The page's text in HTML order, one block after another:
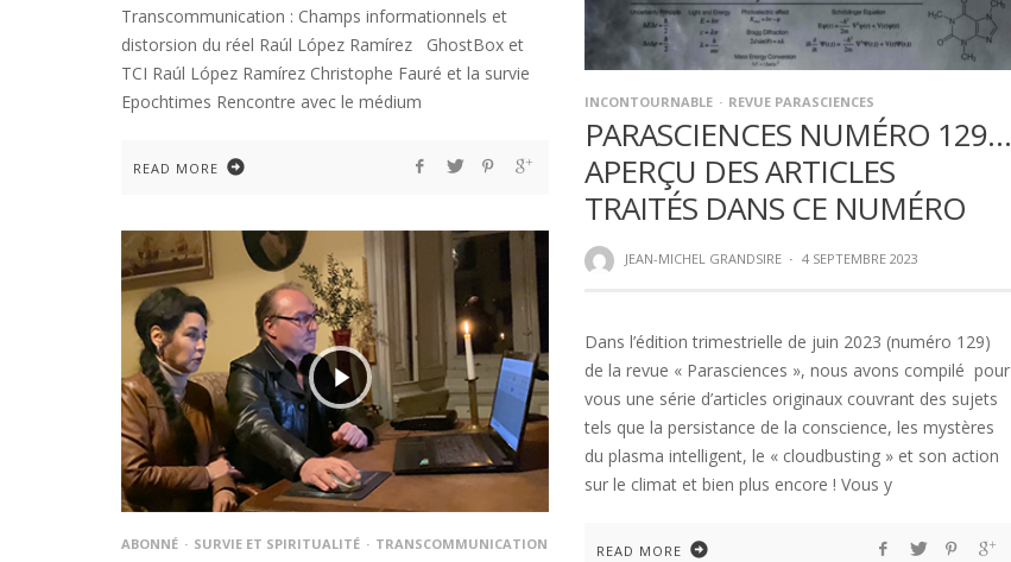
Transcommunication : Champs informationnels et
distorsion du réel Raúl López Ramírez GhostBox et
TCI Raúl López Ramírez Christophe Fauré et la survie
Epochtimes Rencontre avec le médium
READ MORE
INCONTOURNABLE REVUE PARASCIENCES
PARASCIENCES NUMÉRO 129…
APERÇU DES ARTICLES
TRAITÉS DANS CE NUMÉRO
JEAN-MICHEL GRANDSIRE · 4 SEPTEMBRE 2023
Dans l’édition trimestrielle de juin 2023 (numéro 129)
de la revue « Parasciences », nous avons compilé pour
vous une série d’articles originaux couvrant des sujets
tels que la persistance de la conscience, les mystères
du plasma intelligent, le « cloudbusting » et son action
sur le climat et bien plus encore ! Vous y
READ MORE
ABONNÉ SURVIE ET SPIRITUALITÉ
TRANSCOMMUNICATION